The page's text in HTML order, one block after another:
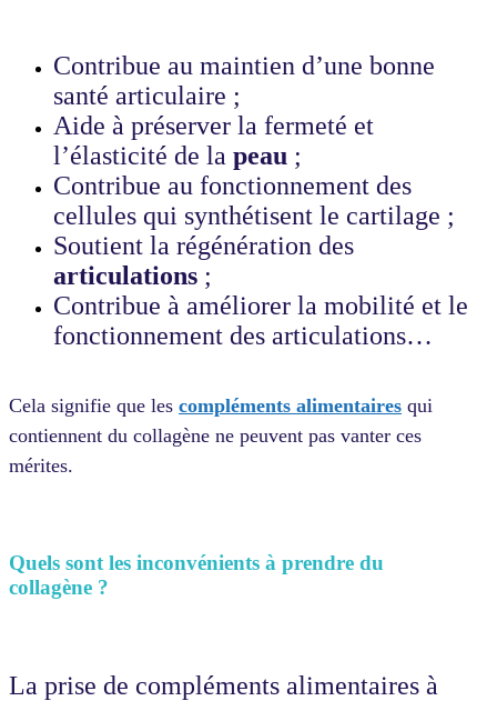
Contribue au maintien d’une bonne
santé articulaire ;
Aide à préserver la fermeté et
l’élasticité de la peau ;
Contribue au fonctionnement des
cellules qui synthétisent le cartilage ;
Soutient la régénération des
articulations ;
Contribue à améliorer la mobilité et le
fonctionnement des articulations…
Cela signifie que les compléments alimentaires qui
contiennent du collagène ne peuvent pas vanter ces
mérites.
Quels sont les inconvénients à prendre du
collagène ?
La prise de compléments alimentaires à